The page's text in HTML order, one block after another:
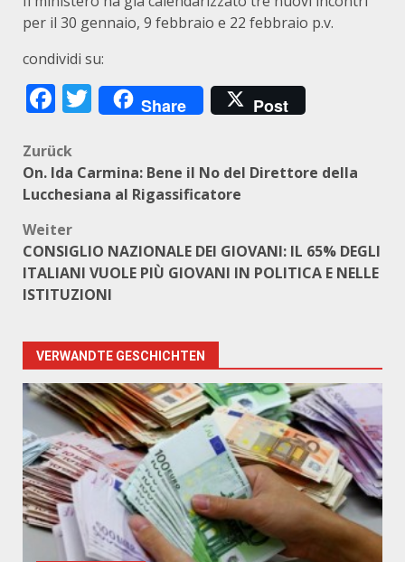
per il 30 gennaio, 9 febbraio e 22 febbraio p.v.
condividi su:
Facebook
Twitter
Share Post
Beitragsnavigation
Zurück
On. Ida Carmina: Bene il No del Direttore della
Lucchesiana al Rigassificatore
Weiter
CONSIGLIO NAZIONALE DEI GIOVANI: IL 65% DEGLI
ITALIANI VUOLE PIÙ GIOVANI IN POLITICA E NELLE
ISTITUZIONI
VERWANDTE GESCHICHTEN